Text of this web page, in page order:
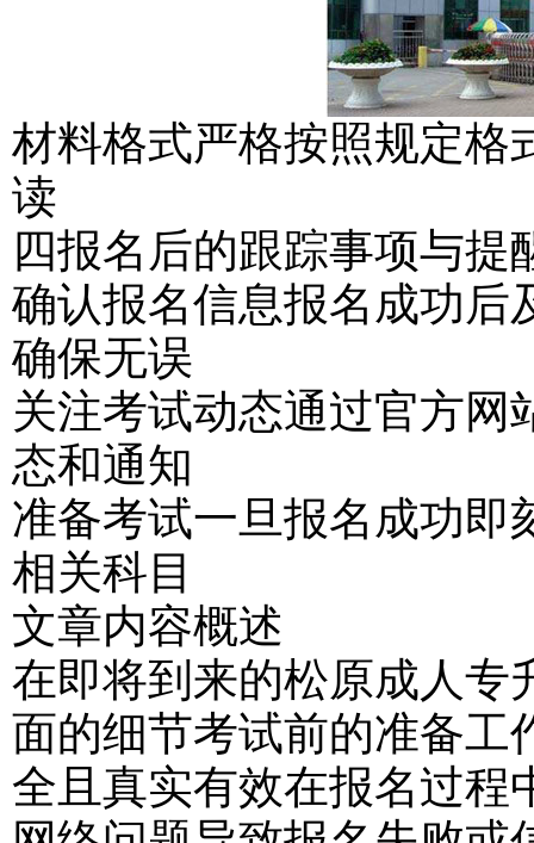
材料格式严格按照规定格
读
四报名后的跟踪事项与提
确认报名信息报名成功后
确保无误
关注考试动态通过官方网
态和通知
准备考试一旦报名成功即
相关科目
文章内容概述
在即将到来的松原成人专
面的细节考试前的准备工
全且真实有效在报名过程